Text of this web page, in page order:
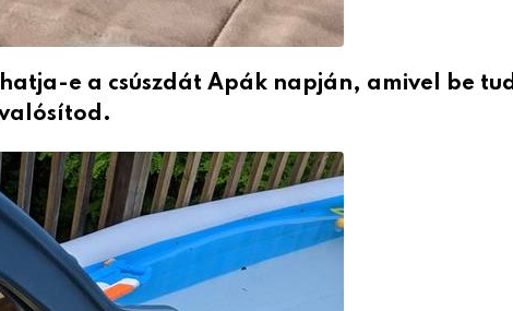
e a csúszdát Apák napján, amivel be tud